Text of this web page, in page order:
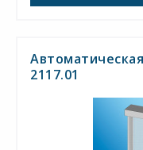
2117.01